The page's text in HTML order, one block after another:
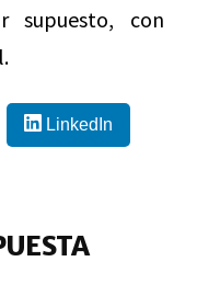
supuesto, con
LinkedIn